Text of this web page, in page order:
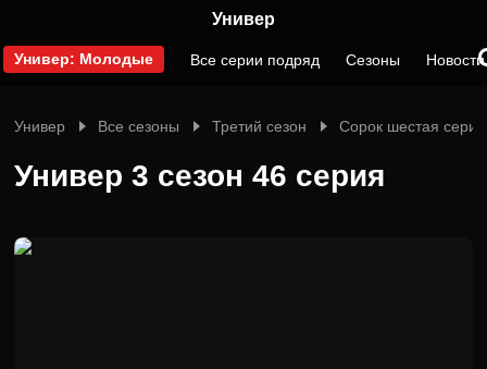
Универ
Универ: Молодые Все серии подряд Сезоны Новости
Универ Все сезоны Третий сезон Сорок шестая серия
Универ 3 сезон 46 серия